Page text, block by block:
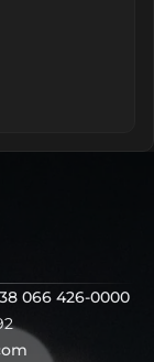
066 426-0000